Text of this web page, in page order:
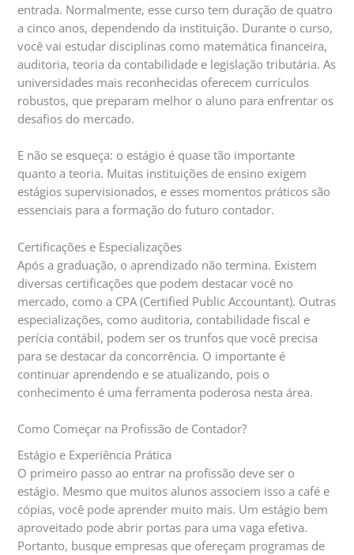
entrada. Normalmente, esse curso tem duração de quatro
a cinco anos, dependendo da instituição. Durante o curso,
você vai estudar disciplinas como matemática financeira,
auditoria, teoria da contabilidade e legislação tributária. As
universidades mais reconhecidas oferecem currículos
robustos, que preparam melhor o aluno para enfrentar os
desafios do mercado.
E não se esqueça: o estágio é quase tão importante
quanto a teoria. Muitas instituições de ensino exigem
estágios supervisionados, e esses momentos práticos são
essenciais para a formação do futuro contador.
Certificações e Especializações
Após a graduação, o aprendizado não termina. Existem
diversas certificações que podem destacar você no
mercado, como a CPA (Certified Public Accountant). Outras
especializações, como auditoria, contabilidade fiscal e
perícia contábil, podem ser os trunfos que você precisa
para se destacar da concorrência. O importante é
continuar aprendendo e se atualizando, pois o
conhecimento é uma ferramenta poderosa nesta área.
Como Começar na Profissão de Contador?
Estágio e Experiência Prática
O primeiro passo ao entrar na profissão deve ser o
estágio. Mesmo que muitos alunos associem isso a café e
cópias, você pode aprender muito mais. Um estágio bem
aproveitado pode abrir portas para uma vaga efetiva.
Portanto, busque empresas que ofereçam programas de